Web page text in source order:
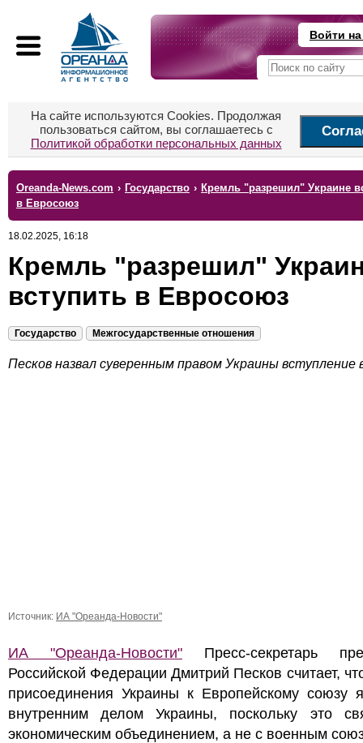
Войти
На сайте используются Cookies. Продолжая
пользоваться сайтом, вы соглашаетесь с
Политикой обработки персональных данных
Oreanda-News.com › Государство › Кремль "разрешил" Украине
в Евросоюз
18.02.2025, 16:18
Кремль "разрешил"
вступить в Евросоюз
Государство Межгосударственные отношения
Песков назвал суверенным правом Украины вступление
Источник: ИА "Ореанда-Новости"
ИА "Ореанда-Новости" Пресс-секретарь
Российской Федерации Дмитрий Песков считает,
присоединения Украины к Европейскому союзу
внутренним делом Украины, поскольку это
экономическим объединением, а не с военным